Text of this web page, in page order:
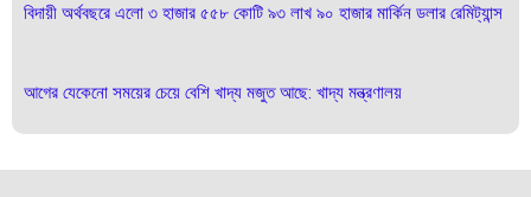
বিদায়ী অর্থবছরে এলো ৩ হাজার ৫৫৮ কোটি ৯৩ লাখ ৯০ হাজার মার্কিন ডলার রেমিট্যান্স
আগের যেকেনো সময়ের চেয়ে বেশি খাদ্য মজুত আছে: খাদ্য মন্ত্রণালয়